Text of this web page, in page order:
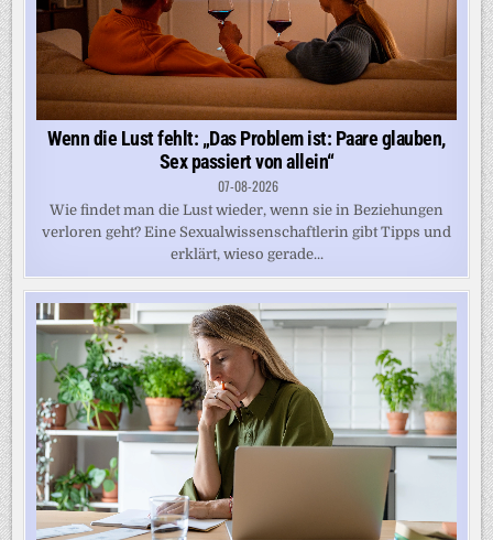
Wenn die Lust fehlt: „Das Problem ist: Paare glauben,
Sex passiert von allein“
07-08-2026
Wie findet man die Lust wieder, wenn sie in Beziehungen
verloren geht? Eine Sexualwissenschaftlerin gibt Tipps und
erklärt, wieso gerade...